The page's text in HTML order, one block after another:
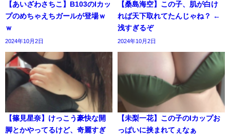
【あいざわさちこ】B103のIカッ
プのめちゃえちガールが登場ｗ
ｗ
2024年10月2日
【桑島海空】この子、肌が白け
れば天下取れてたんじゃね？ ←
浅すぎるぞ
2024年10月2日
【篠見星奈】けっこう豪快な開
脚とかやってるけど、奇麗すぎ
【未梨一花】この子のIカップお
っぱいに挟まれてぇなぁ